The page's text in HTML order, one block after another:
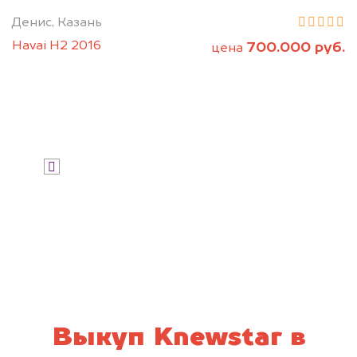
Денис, Казань
Havai H2 2016
цена 700.000 руб.
Выкуп Knewstar в